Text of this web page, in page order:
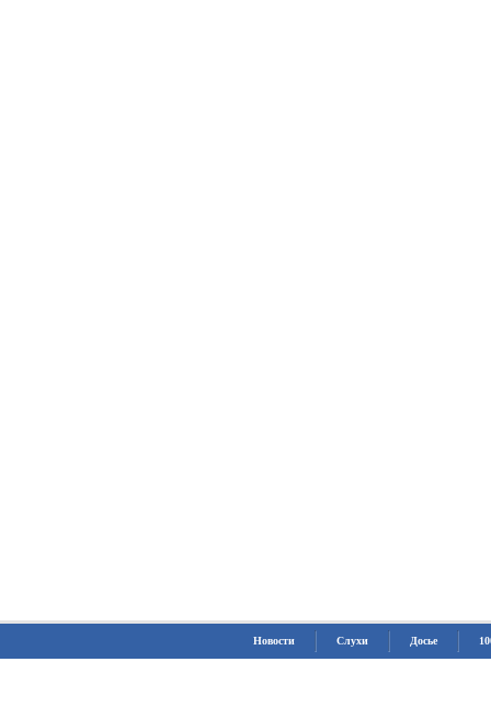
Новости Слухи Досье